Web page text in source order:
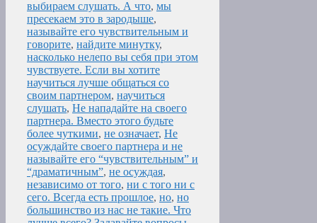
выбираем слушать. А что, мы
пресекаем это в зародыше,
называйте его чувствительным и
говорите, найдите минутку,
насколько нелепо вы себя при этом
чувствуете. Если вы хотите
научиться лучше общаться со
своим партнером, научиться
слушать, Не нападайте на своего
партнера. Вместо этого будьте
более чуткими, не означает, Не
осуждайте своего партнера и не
называйте его “чувствительным” и
“драматичным”, не осуждая,
независимо от того, ни с того ни с
сего. Всегда есть прошлое, но, но
большинство из нас не такие. Что